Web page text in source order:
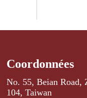
Coordonnées
No. 55, Beian Road,
104, Taiwan